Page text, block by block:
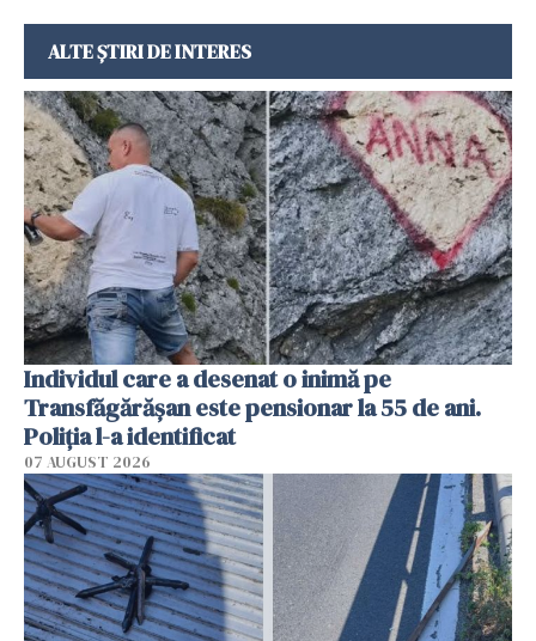
ALTE ȘTIRI DE INTERES
Individul care a desenat o inimă pe
Transfăgărășan este pensionar la 55 de ani.
Poliția l-a identificat
07 AUGUST 2026